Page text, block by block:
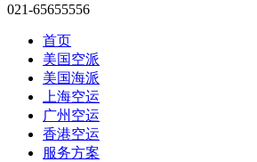
021-65655556
首页
美国空派
美国海派
上海空运
广州空运
香港空运
服务方案